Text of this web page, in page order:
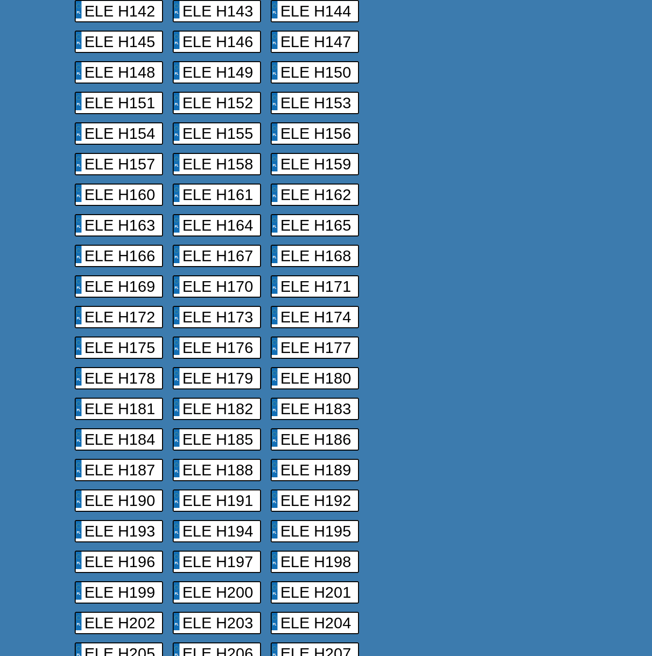
ELE H142
ELE H143
ELE H144
ELE H145
ELE H146
ELE H147
ELE H148
ELE H149
ELE H150
ELE H151
ELE H152
ELE H153
ELE H154
ELE H155
ELE H156
ELE H157
ELE H158
ELE H159
ELE H160
ELE H161
ELE H162
ELE H163
ELE H164
ELE H165
ELE H166
ELE H167
ELE H168
ELE H169
ELE H170
ELE H171
ELE H172
ELE H173
ELE H174
ELE H175
ELE H176
ELE H177
ELE H178
ELE H179
ELE H180
ELE H181
ELE H182
ELE H183
ELE H184
ELE H185
ELE H186
ELE H187
ELE H188
ELE H189
ELE H190
ELE H191
ELE H192
ELE H193
ELE H194
ELE H195
ELE H196
ELE H197
ELE H198
ELE H199
ELE H200
ELE H201
ELE H202
ELE H203
ELE H204